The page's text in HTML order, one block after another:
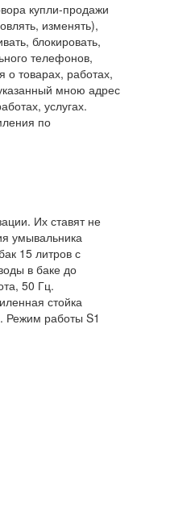
купли-продажи
изменять),
блокировать,
телефонов,
товарах, работах,
мною адрес
услугах.
по
Их ставят не
умывальника
15 литров с
в баке до
50 Гц.
стойка
Режим работы S1